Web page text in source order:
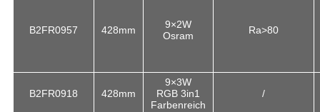
B2FR0957 428mm
9×2W
Osram
Ra>80
B2FR0918 428mm
9×3W
RGB 3in1
Farbenreich
/